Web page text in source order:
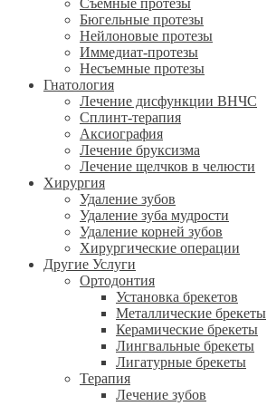
Съемные протезы
Бюгельные протезы
Нейлоновые протезы
Иммедиат-протезы
Несъемные протезы
Гнатология
Лечение дисфункции ВНЧС
Сплинт-терапия
Аксиография
Лечение бруксизма
Лечение щелчков в челюсти
Хирургия
Удаление зубов
Удаление зуба мудрости
Удаление корней зубов
Хирургические операции
Другие Услуги
Ортодонтия
Установка брекетов
Металлические брекеты
Керамические брекеты
Лингвальные брекеты
Лигатурные брекеты
Терапия
Лечение зубов